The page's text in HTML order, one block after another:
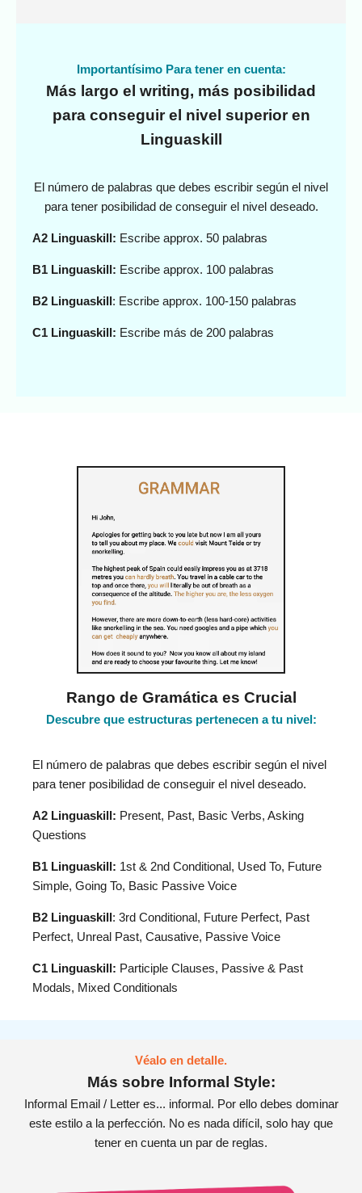
Importantísimo Para tener en cuenta:
Más largo el writing, más posibilidad
para conseguir el nivel superior en
Linguaskill
El número de palabras que debes escribir según el nivel
para tener posibilidad de conseguir el nivel deseado.
A2 Linguaskill: Escribe approx. 50 palabras
B1 Linguaskill: Escribe approx. 100 palabras
B2 Linguaskill: Escribe approx. 100-150 palabras
C1 Linguaskill: Escribe más de 200 palabras
Rango de Gramática es Crucial
Descubre que estructuras pertenecen a tu nivel:
El número de palabras que debes escribir según el nivel
para tener posibilidad de conseguir el nivel deseado.
A2 Linguaskill: Present, Past, Basic Verbs, Asking
Questions
B1 Linguaskill: 1st & 2nd Conditional, Used To, Future
Simple, Going To, Basic Passive Voice
B2 Linguaskill: 3rd Conditional, Future Perfect, Past
Perfect, Unreal Past, Causative, Passive Voice
C1 Linguaskill: Participle Clauses, Passive & Past
Modals, Mixed Conditionals
Véalo en detalle.
Más sobre Informal Style:
Informal Email / Letter es... informal. Por ello debes dominar
este estilo a la perfección. No es nada difícil, solo hay que
tener en cuenta un par de reglas.